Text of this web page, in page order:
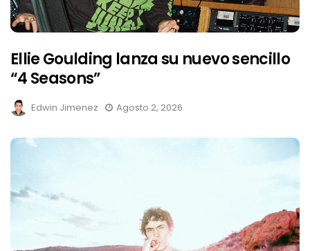
Ellie Goulding lanza su nuevo sencillo
“4 Seasons”
Edwin Jimenez Agosto 2, 2026